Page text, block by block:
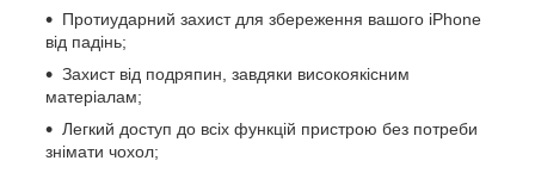
Протиударний захист для збереження вашого iPhone
від падінь;
Захист від подряпин, завдяки високоякісним
матеріалам;
Легкий доступ до всіх функцій пристрою без потреби
знімати чохол;